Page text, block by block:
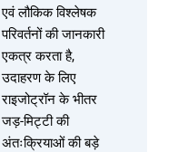
एवं लौकिक विश्लेषक
परिवर्तनों की जानकारी
एकत्र करता है,
उदाहरण के लिए
राइजोट्रॉन के भीतर
जड़-मिट्टी की
अंतःक्रियाओं की बड़े